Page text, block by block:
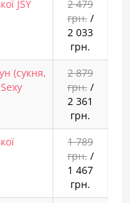
JSY
2 479
грн./
2 033
грн.
(сукня,
2 879
грн./
2 361
грн.
1 789
грн./
1 467
грн.